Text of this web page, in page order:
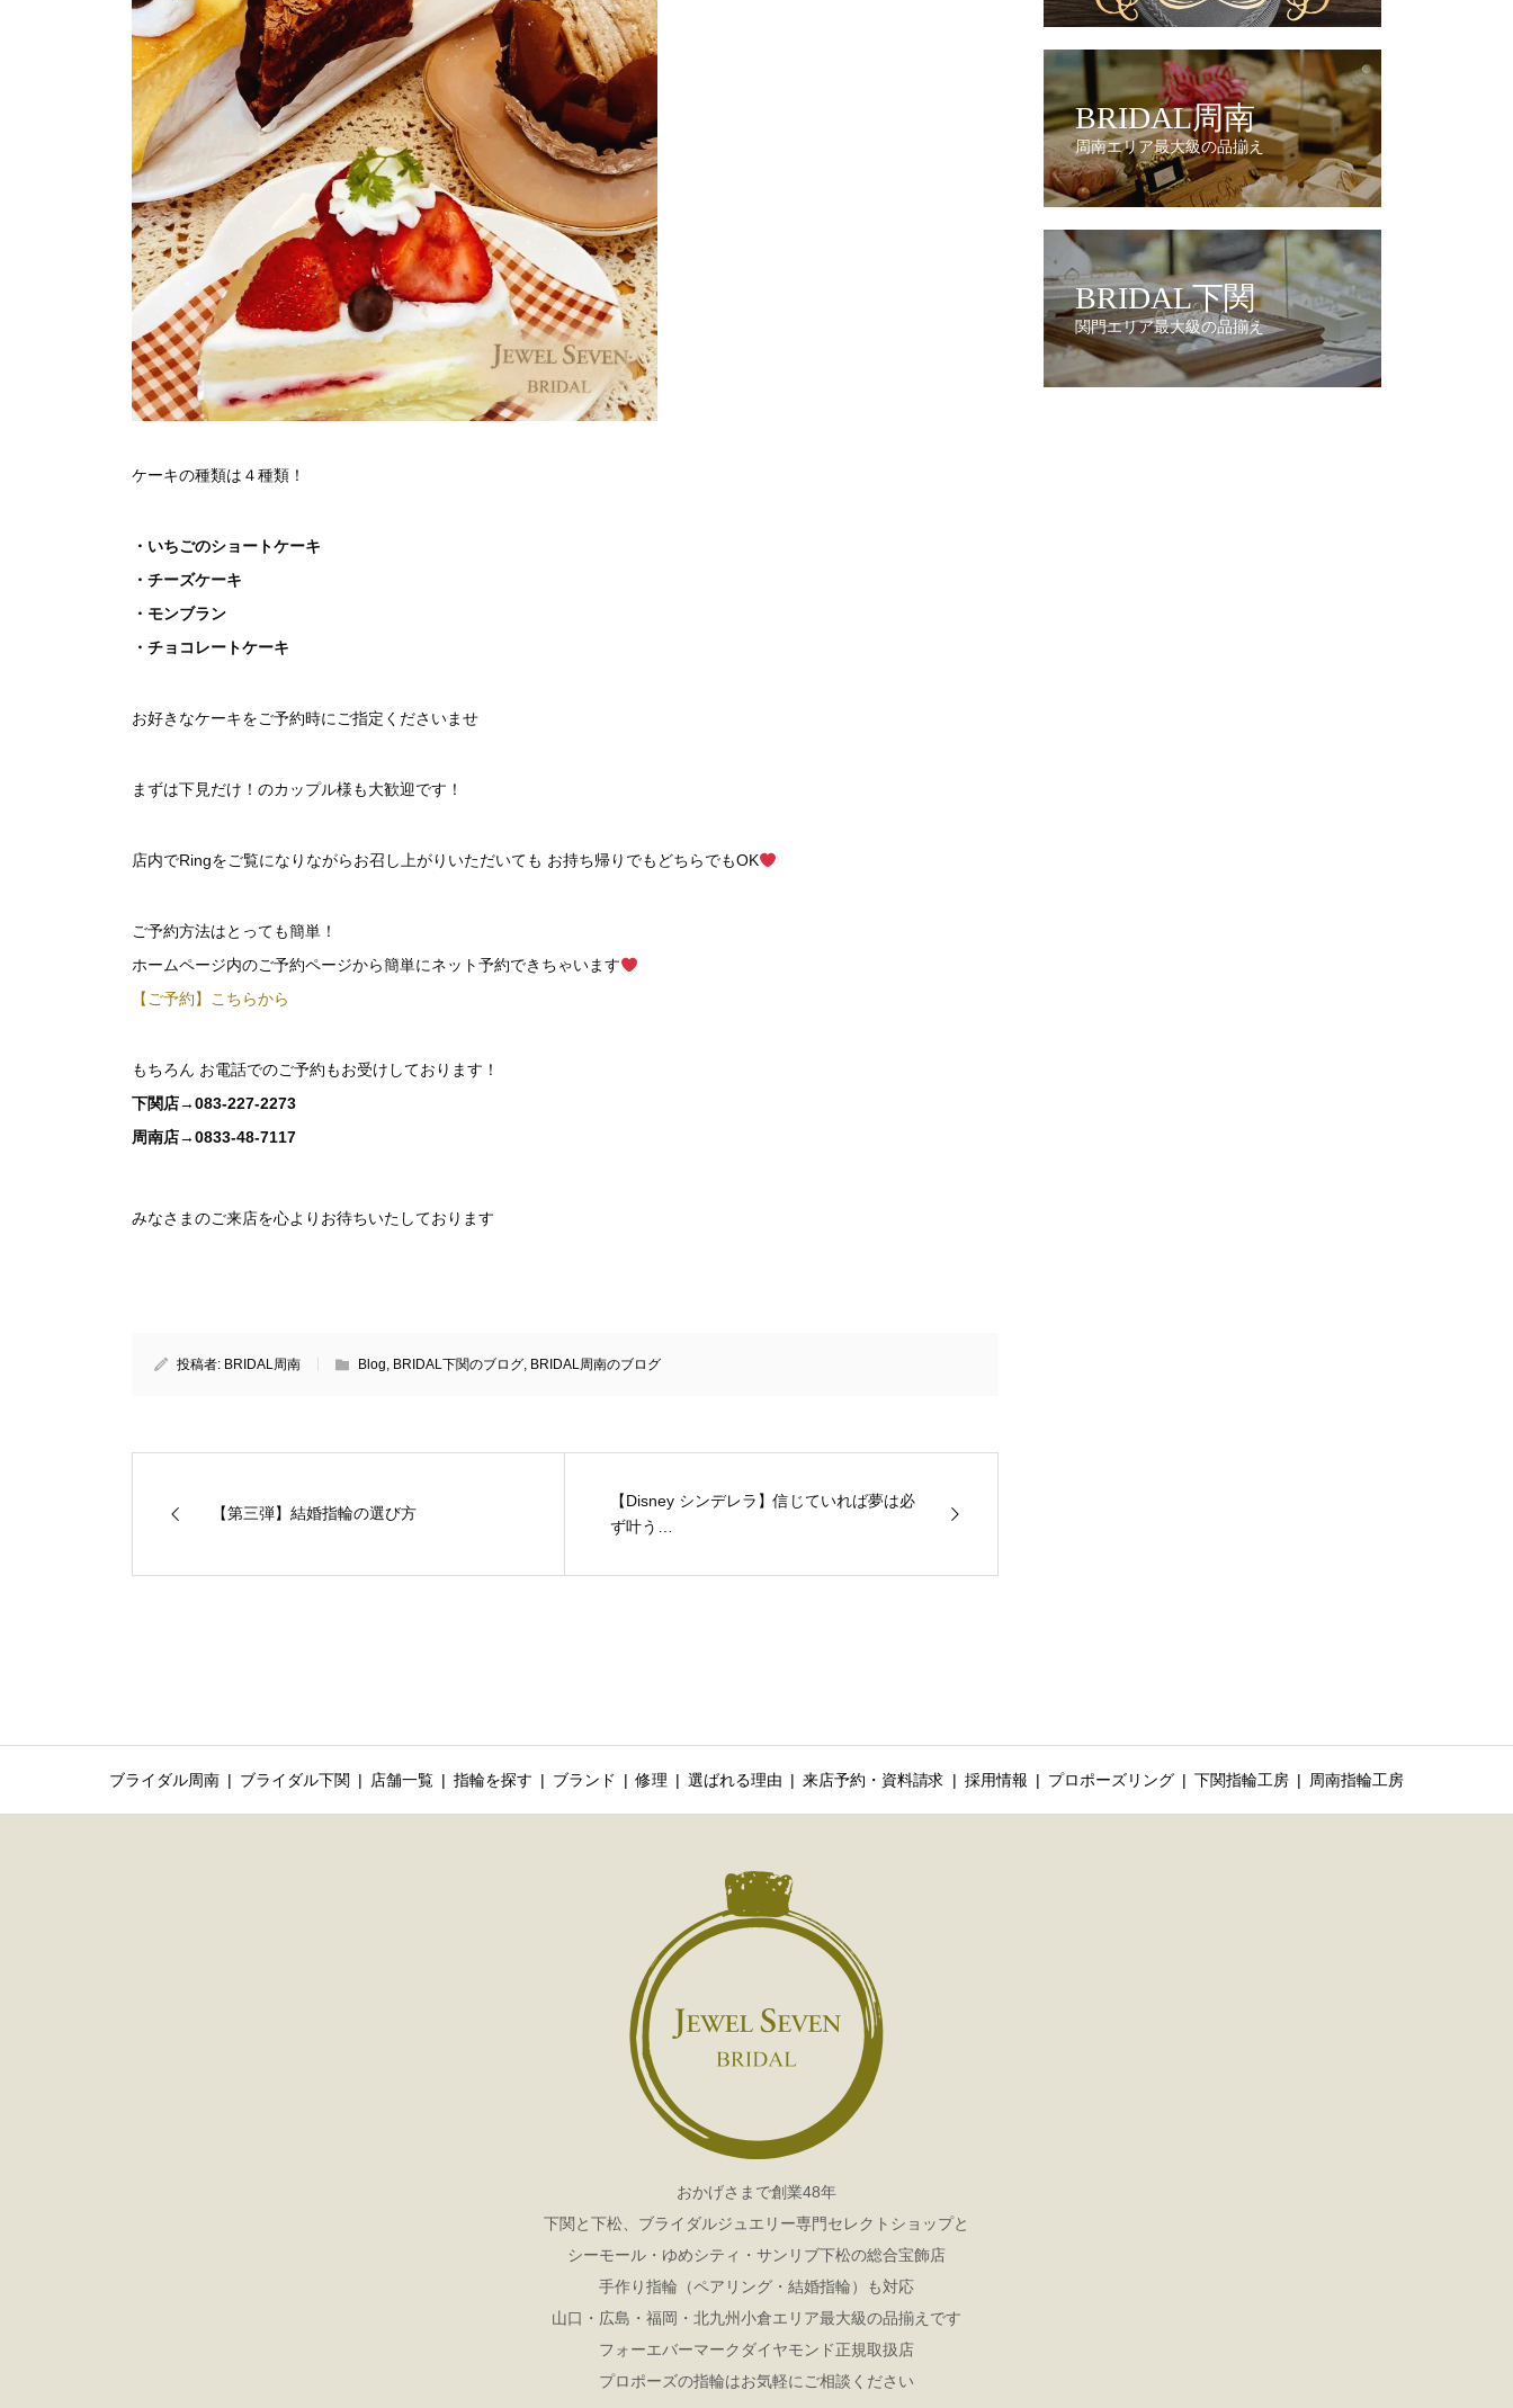
ケーキの種類は４種類！
・いちごのショートケーキ
・チーズケーキ
・モンブラン
・チョコレートケーキ
お好きなケーキをご予約時にご指定くださいませ
まずは下見だけ！のカップル様も大歓迎です！
店内でRingをご覧になりながらお召し上がりいただいても お持ち帰りでもどちらでもOK
ご予約方法はとっても簡単！
ホームページ内のご予約ページから簡単にネット予約できちゃいます
【ご予約】こちらから
もちろん お電話でのご予約もお受けしております！
下関店→083-227-2273
周南店→0833-48-7117
みなさまのご来店を心よりお待ちいたしております
投稿者: BRIDAL周南 Blog BRIDAL下関のブログ BRIDAL周南のブログ
【第三弾】結婚指輪の選び方
【Disney シンデレラ】信じていれば夢は必
ず叶う…
BRIDAL周南
周南エリア最大級の品揃え
BRIDAL下関
関門エリア最大級の品揃え
ブライダル周南 ブライダル下関 店舗一覧 指輪を探す ブランド 修理 選ばれる理由 来店予約・資料請求 採用情報 プロポーズリング 下関指輪工房 周南指輪工房
おかげさまで創業48年
下関と下松、ブライダルジュエリー専門セレクトショップと
シーモール・ゆめシティ・サンリブ下松の総合宝飾店
手作り指輪（ペアリング・結婚指輪）も対応
山口・広島・福岡・北九州小倉エリア最大級の品揃えです
フォーエバーマークダイヤモンド正規取扱店
プロポーズの指輪はお気軽にご相談ください